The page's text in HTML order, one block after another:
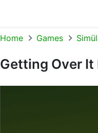
Home Games
Getting Over It